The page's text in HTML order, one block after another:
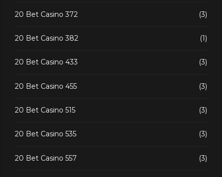
20 Bet Casino 372 (3)
20 Bet Casino 382 (1)
20 Bet Casino 433 (3)
20 Bet Casino 455 (3)
20 Bet Casino 515 (3)
20 Bet Casino 535 (3)
20 Bet Casino 557 (3)